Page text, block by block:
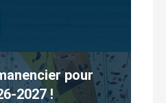
pour
2027 !